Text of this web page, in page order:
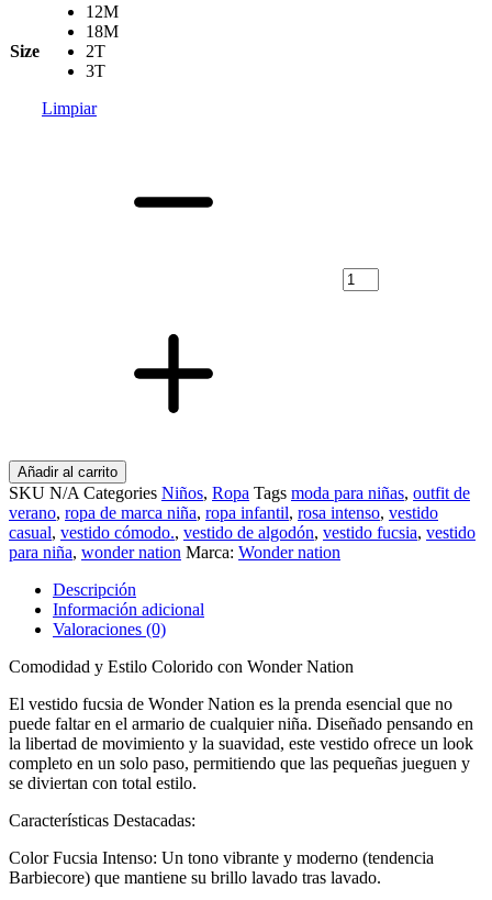
Size
12M
18M
2T
3T
Limpiar
Vibrante
Estilo
Añadir al carrito
SKU N/A Categories Niños, Ropa Tags moda para niñas, outfit de
verano, ropa de marca niña, ropa infantil, rosa intenso, vestido
casual, vestido cómodo., vestido de algodón, vestido fucsia, vestido
para niña, wonder nation Marca: Wonder nation
Descripción
Información adicional
Valoraciones (0)
Comodidad y Estilo Colorido con Wonder Nation
El vestido fucsia de Wonder Nation es la prenda esencial que no
puede faltar en el armario de cualquier niña. Diseñado pensando en
la libertad de movimiento y la suavidad, este vestido ofrece un look
completo en un solo paso, permitiendo que las pequeñas jueguen y
se diviertan con total estilo.
Características Destacadas:
Color Fucsia Intenso: Un tono vibrante y moderno (tendencia
Barbiecore) que mantiene su brillo lavado tras lavado.